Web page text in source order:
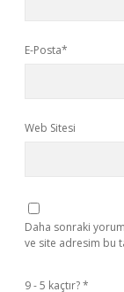
E-Posta*
Web Sitesi
Daha sonraki
ve site adresim bu
9 - 5 kaçtır?*